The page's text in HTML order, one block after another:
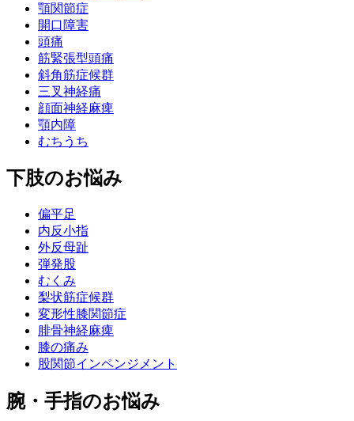
顎関節症
開口障害
頭痛
筋緊張型頭痛
斜角筋症候群
三叉神経痛
顔面神経麻痺
顎内障
むちうち
下肢のお悩み
偏平足
内反小指
外反母趾
弾発股
むくみ
梨状筋症候群
変形性膝関節症
腓骨神経麻痺
膝の痛み
股関節インペンジメント
腕・手指のお悩み